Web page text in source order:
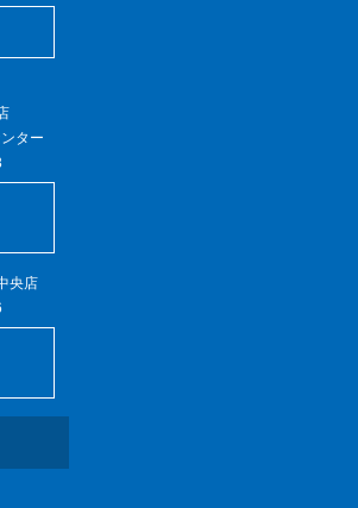
ター
央店